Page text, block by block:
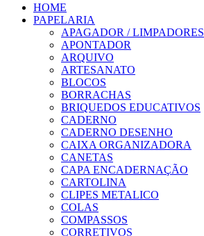
HOME
PAPELARIA
APAGADOR / LIMPADORES
APONTADOR
ARQUIVO
ARTESANATO
BLOCOS
BORRACHAS
BRIQUEDOS EDUCATIVOS
CADERNO
CADERNO DESENHO
CAIXA ORGANIZADORA
CANETAS
CAPA ENCADERNAÇÃO
CARTOLINA
CLIPES METALICO
COLAS
COMPASSOS
CORRETIVOS